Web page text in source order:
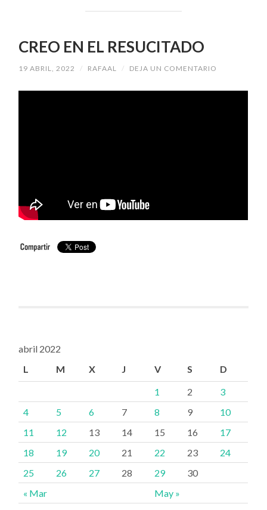
CREO EN EL RESUCITADO
19 ABRIL, 2022 / RAFAAL / DEJA UN COMENTARIO
abril 2022
L
M X J V S D
« Mar May »
1 2
3
4
5 6 7 8 9
10
11
12 13 14 15 16
17
18
19 20 21 22 23
24
25
26 27 28 29 30